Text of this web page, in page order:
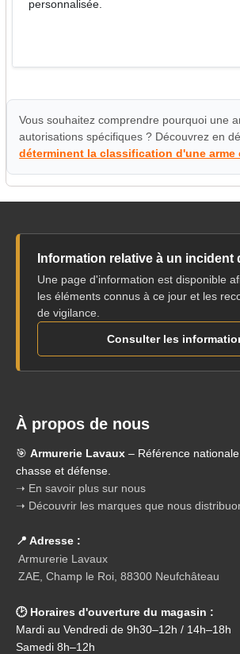
personnalisée.
Vous souhaitez comprendre pourquoi une
autorisations spécifiques ? Découvrez en
déterminent la classification d'une arme
Information relative à un incident
Une page d'information est disponible
les éléments connus à ce jour et les
de vigilance.
Consulter les
À propos de nous
🎯 Armurerie Lavaux – Référence
chasse et défense.
➝ En savoir plus sur nous
➝ Découvrir les marques que nous
📍 Adresse :
Armurerie Lavaux
ZAE, Champ le Roi, 88300 Neufchâteau
🕑 Horaires d'ouverture du magasin :
Mardi au Vendredi de 9h30–12h / 14h–18h
Samedi 8h–12h